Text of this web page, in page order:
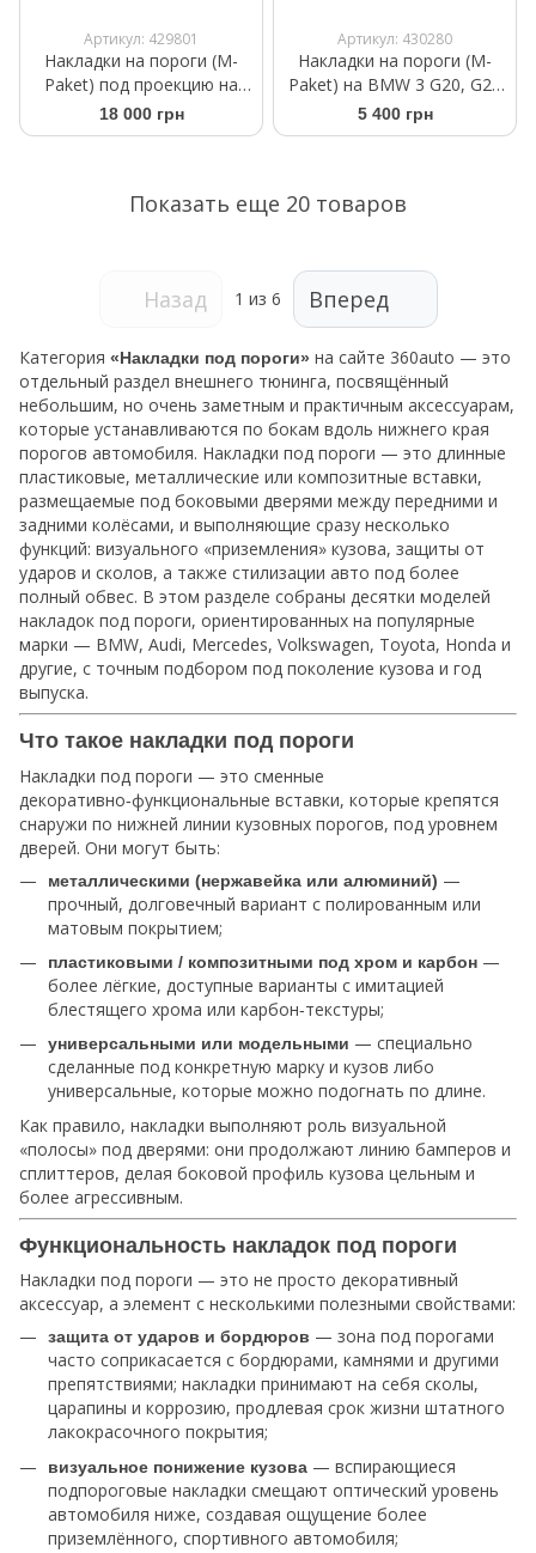
Артикул: 429801
Накладки на пороги (M-
Paket) под проекцию на
BMW 7 G11, G12 2019-2023
18 000 грн
Артикул: 430280
Накладки на пороги (M-
Paket) на BMW 3 G20, G21
2018-2022
5 400 грн
Показать еще 20 товаров
Назад 1 из 6 Вперед
Категория «Накладки под пороги» на сайте 360auto — это
отдельный раздел внешнего тюнинга, посвящённый
небольшим, но очень заметным и практичным аксессуарам,
которые устанавливаются по бокам вдоль нижнего края
порогов автомобиля. Накладки под пороги — это длинные
пластиковые, металлические или композитные вставки,
размещаемые под боковыми дверями между передними и
задними колёсами, и выполняющие сразу несколько
функций: визуального «приземления» кузова, защиты от
ударов и сколов, а также стилизации авто под более
полный обвес. В этом разделе собраны десятки моделей
накладок под пороги, ориентированных на популярные
марки — BMW, Audi, Mercedes, Volkswagen, Toyota, Honda и
другие, с точным подбором под поколение кузова и год
выпуска.
Что такое накладки под пороги
Накладки под пороги — это сменные
декоративно‑функциональные вставки, которые крепятся
снаружи по нижней линии кузовных порогов, под уровнем
дверей. Они могут быть:
металлическими (нержавейка или алюминий) —
прочный, долговечный вариант с полированным или
матовым покрытием;
пластиковыми / композитными под хром и карбон —
более лёгкие, доступные варианты с имитацией
блестящего хрома или карбон‑текстуры;
универсальными или модельными — специально
сделанные под конкретную марку и кузов либо
универсальные, которые можно подогнать по длине.
Как правило, накладки выполняют роль визуальной
«полосы» под дверями: они продолжают линию бамперов и
сплиттеров, делая боковой профиль кузова цельным и
более агрессивным.
Функциональность накладок под пороги
Накладки под пороги — это не просто декоративный
аксессуар, а элемент с несколькими полезными свойствами:
защита от ударов и бордюров — зона под порогами
часто соприкасается с бордюрами, камнями и другими
препятствиями; накладки принимают на себя сколы,
царапины и коррозию, продлевая срок жизни штатного
лакокрасочного покрытия;
визуальное понижение кузова — вспирающиеся
подпороговые накладки смещают оптический уровень
автомобиля ниже, создавая ощущение более
приземлённого, спортивного автомобиля;